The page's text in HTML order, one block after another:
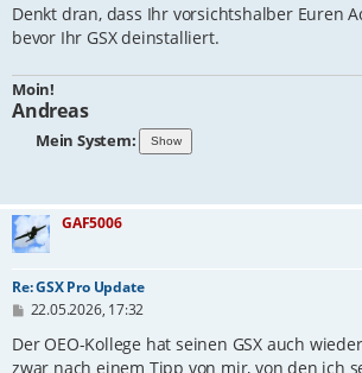
Denkt dran, dass Ihr vorsichtshalber Euren
bevor Ihr GSX deinstalliert.
Moin!
Andreas
Mein System:
GAF5006
Re: GSX Pro Update
B
i
22.05.2026, 17:32
Der OEO-Kollege hat seinen GSX auch
zwar nach einem Tipp von mir, von den ich